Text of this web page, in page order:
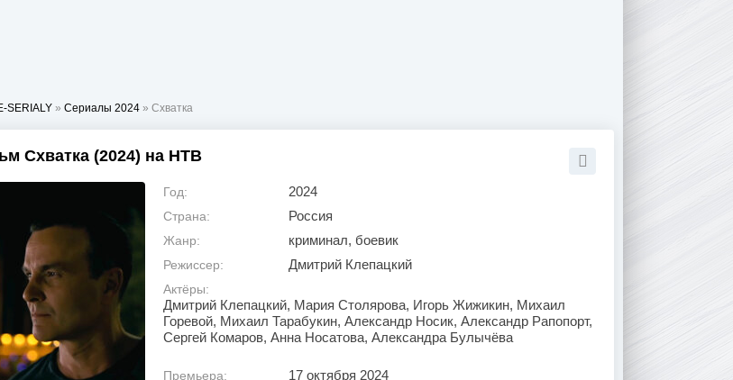
SERIALY » Сериалы 2024 » Схватка
Схватка (2024) на НТВ
Год: 2024
Страна: Россия
Жанр: криминал, боевик
Режиссер: Дмитрий Клепацкий
Актёры:
Дмитрий Клепацкий, Мария Столярова, Игорь Жижикин, Михаил
Горевой, Михаил Тарабукин, Александр Носик, Александр Рапопорт,
Сергей Комаров, Анна Носатова, Александра Булычёва
Премьера: 17 октября 2024